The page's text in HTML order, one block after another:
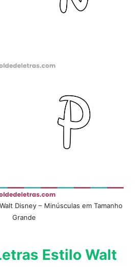
Disney – Minúsculas em Tamanho
Grande
Estilo Walt